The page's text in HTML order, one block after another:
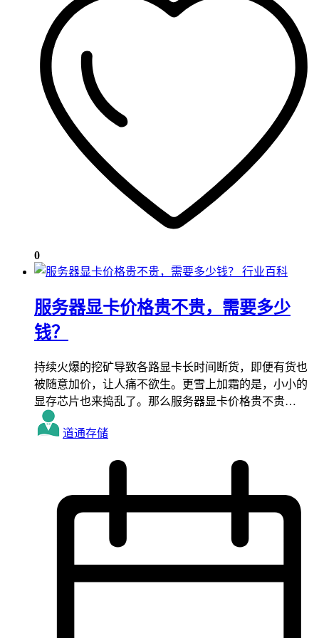
0
行业百科
服务器显卡价格贵不贵，需要多少
钱？
持续火爆的挖矿导致各路显卡长时间断货，即便有货也
被随意加价，让人痛不欲生。更雪上加霜的是，小小的
显存芯片也来捣乱了。那么服务器显卡价格贵不贵…
道通存储